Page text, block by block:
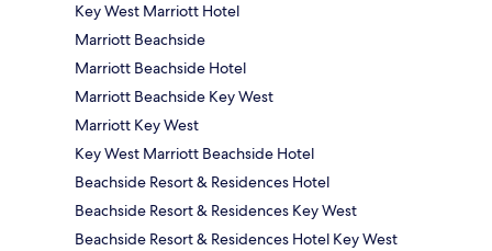
Key West Marriott Hotel
Marriott Beachside
Marriott Beachside Hotel
Marriott Beachside Key West
Marriott Key West
Key West Marriott Beachside Hotel
Beachside Resort & Residences Hotel
Beachside Resort & Residences Key West
Beachside Resort & Residences Hotel Key West